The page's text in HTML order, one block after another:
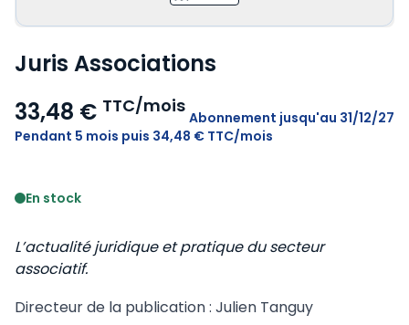
Juris Associations
33,48 € TTC/mois
Abonnement jusqu'au 31/12/27
Pendant 5 mois puis 34,48 € TTC/mois
En stock
L’actualité juridique et pratique du secteur
associatif.
Directeur de la publication : Julien Tanguy